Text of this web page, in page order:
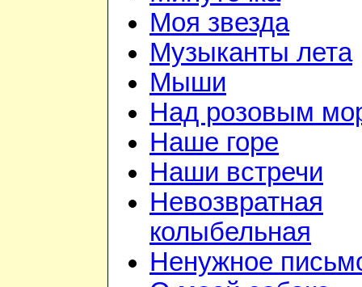
Моя звезда
Музыканты лета
Мыши
Над розовым
Наше горе
Наши встречи
Невозвратная
колыбельная
Ненужное